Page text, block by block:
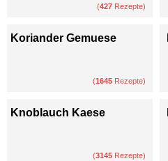
(427 Rezepte)
Koriander Gemuese
(1645 Rezepte)
Knoblauch Kaese
(3145 Rezepte)